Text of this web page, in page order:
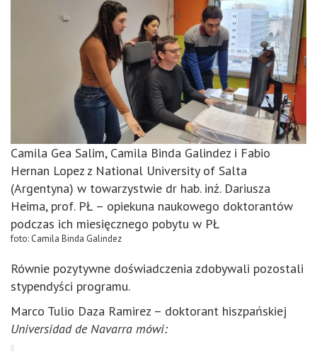
Camila Gea Salim, Camila Binda Galindez i Fabio
Hernan Lopez z National University of Salta
(Argentyna) w towarzystwie dr hab. inż. Dariusza
Heima, prof. PŁ – opiekuna naukowego doktorantów
podczas ich miesięcznego pobytu w PŁ
foto: Camila Binda Galindez
Równie pozytywne doświadczenia zdobywali pozostali
stypendyści programu.
Marco Tulio Daza Ramirez – doktorant hiszpańskiej
Universidad de Navarra mówi: